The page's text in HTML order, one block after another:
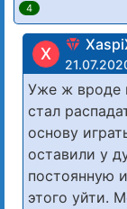
4
X
Уже ж вроде
стал
основу
оставили у
постоянную
этого уйти.